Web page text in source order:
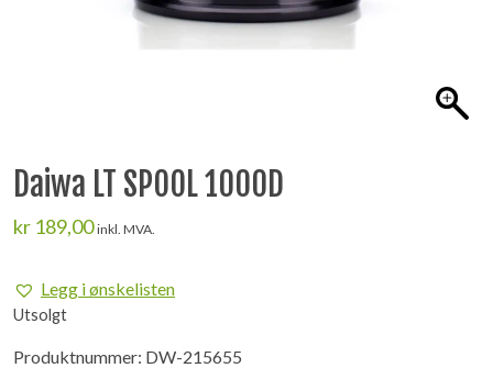
Daiwa LT SPOOL 1000D
kr 189,00 inkl. MVA.
Legg i ønskelisten
Utsolgt
Produktnummer: DW-215655